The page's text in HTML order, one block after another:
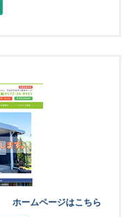
ホームページはこちら